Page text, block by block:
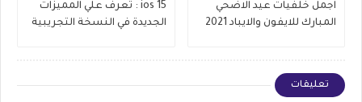
اجمل خلفيات عيد الاضحي
المبارك للايفون والايباد 2021
ios 15 : تعرف علي المميزات
الجديدة في النسخة التجريبية
تعليقات